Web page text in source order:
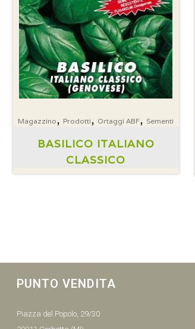
Magazzino , Prodotti , Ortaggi ABF, Sementi
BASILICO ITALIANO
CLASSICO
PUNTO VENDITA
Piazza del Popolo, 29/30